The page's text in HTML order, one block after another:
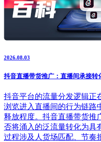
2026.08.03
抖音直播带货推广：直播间承接转
抖音平台的流量分发逻辑正
浏览进入直播间的行为链路
释放程度。抖音直播带货推
否将涌入的泛流量转化为具
过程涉及人货场匹配、节奏